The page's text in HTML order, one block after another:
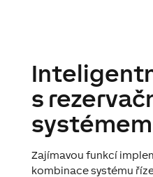
s
systémem
Zajímavou funkcí
kombinace systému